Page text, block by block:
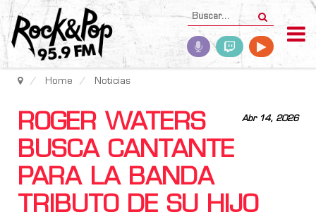
Home Noticias
Abr 14, 2026
ROGER WATERS
BUSCA CANTANTE
PARA LA BANDA
TRIBUTO DE SU HIJO